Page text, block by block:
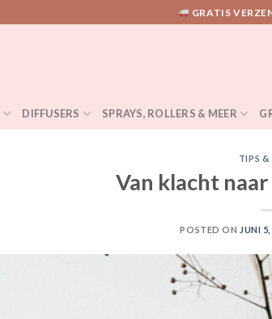
GRATIS
DIFFUSERS SPRAYS, ROLLERS & MEER
TIPS &
Van klacht
POSTED ON JUNI